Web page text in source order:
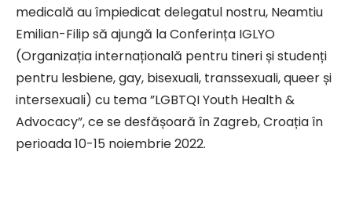
medicală au împiedicat delegatul nostru, Neamtiu
Emilian-Filip să ajungă la Conferința IGLYO
(Organizația internațională pentru tineri și studenți
pentru lesbiene, gay, bisexuali, transsexuali, queer și
intersexuali) cu tema ”LGBTQI Youth Health &
Advocacy”, ce se desfășoară în Zagreb, Croația în
perioada 10-15 noiembrie 2022.